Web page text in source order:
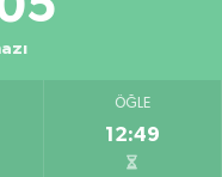
ÖĞLE
12:49